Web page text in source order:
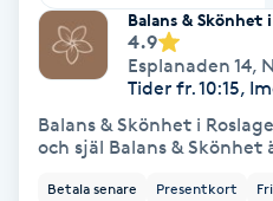
Klippning
Klippning & Slingor
Klippning ungdom
Balans & Skönhet
4.9
Esplanaden 14,
Tider fr. 10:15,
Balans & Skönhet i Roslagen - Harmoni för
och själ Balans &
Betala senare Presentkort